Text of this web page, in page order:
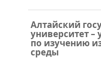
Алтайский
университет –
по изучению
среды